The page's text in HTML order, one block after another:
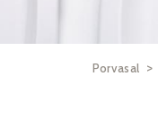
Porvasal >